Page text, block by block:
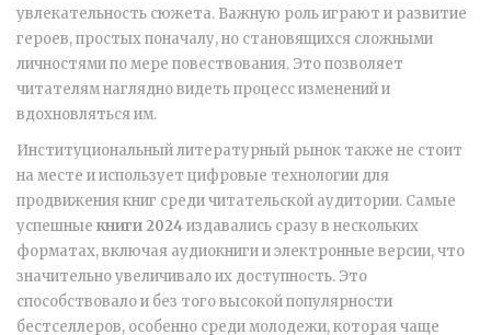
увлекательность сюжета. Важную роль играют и развитие
героев, простых поначалу, но становящихся сложными
личностями по мере повествования. Это позволяет
читателям наглядно видеть процесс изменений и
вдохновляться им.
Институциональный литературный рынок также не стоит
на месте и использует цифровые технологии для
продвижения книг среди читательской аудитории. Самые
успешные книги 2024издавались сразу в нескольких
форматах, включая аудиокниги и электронные версии, что
значительно увеличивало их доступность. Это
способствовало и без того высокой популярности
бестселлеров, особенно среди молодежи, которая чаще